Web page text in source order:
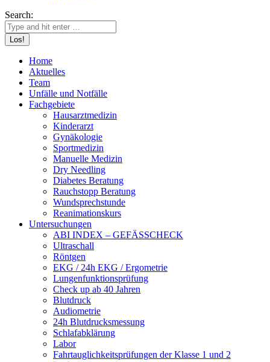
Search:
Home
Aktuelles
Team
Unfälle und Notfälle
Fachgebiete
Hausarztmedizin
Kinderarzt
Gynäkologie
Sportmedizin
Manuelle Medizin
Dry Needling
Diabetes Beratung
Rauchstopp Beratung
Wundsprechstunde
Reanimationskurs
Untersuchungen
ABI INDEX – GEFÄSSCHECK
Ultraschall
Röntgen
EKG / 24h EKG / Ergometrie
Lungenfunktionsprüfung
Check up ab 40 Jahren
Blutdruck
Audiometrie
24h Blutdrucksmessung
Schlafabklärung
Labor
Fahrtauglichkeitsprüfungen der Klasse 1 und 2